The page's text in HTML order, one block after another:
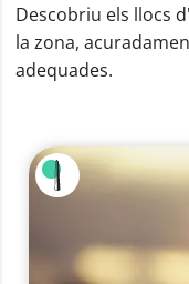
Descobriu els llocs
la zona,
adequades.